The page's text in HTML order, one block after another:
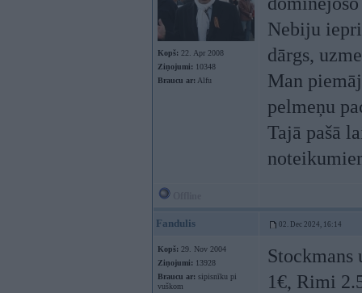
Kopš: 22. Apr 2008
Ziņojumi: 10348
Braucu ar: Alfu
Nebiju
dārgs,
Man
pelmeņu
Tajā pašā
Fandulis 02. Dec 2024, 16:14
Kopš: 29. Nov 2004
Ziņojumi: 13928
Braucu ar: sipisnīku pi
vuškom
1€, Rimi